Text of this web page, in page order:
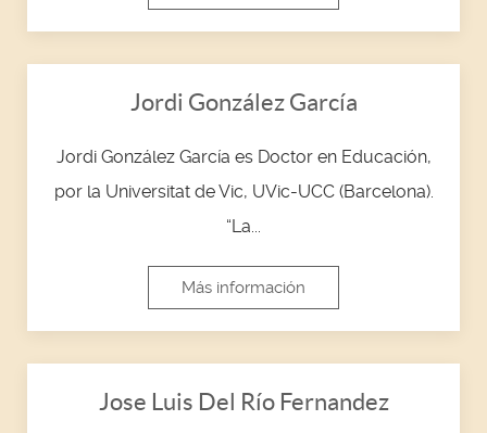
Jordi González García
Jordi González García es Doctor en Educación,
por la Universitat de Vic, UVic-UCC (Barcelona).
“La...
Más información
Jose Luis Del Río Fernandez